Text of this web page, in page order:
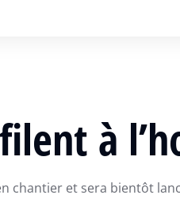
à
chantier et sera bientôt